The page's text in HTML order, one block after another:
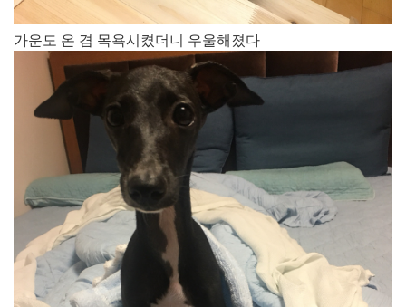
가운도 온 겸 목욕시켰더니 우울해졌다​